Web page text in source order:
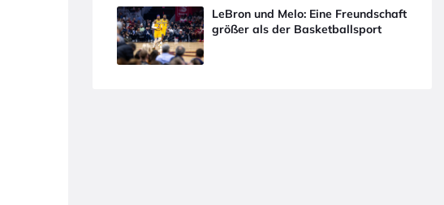
LeBron und Melo: Eine Freundschaft
größer als der Basketballsport